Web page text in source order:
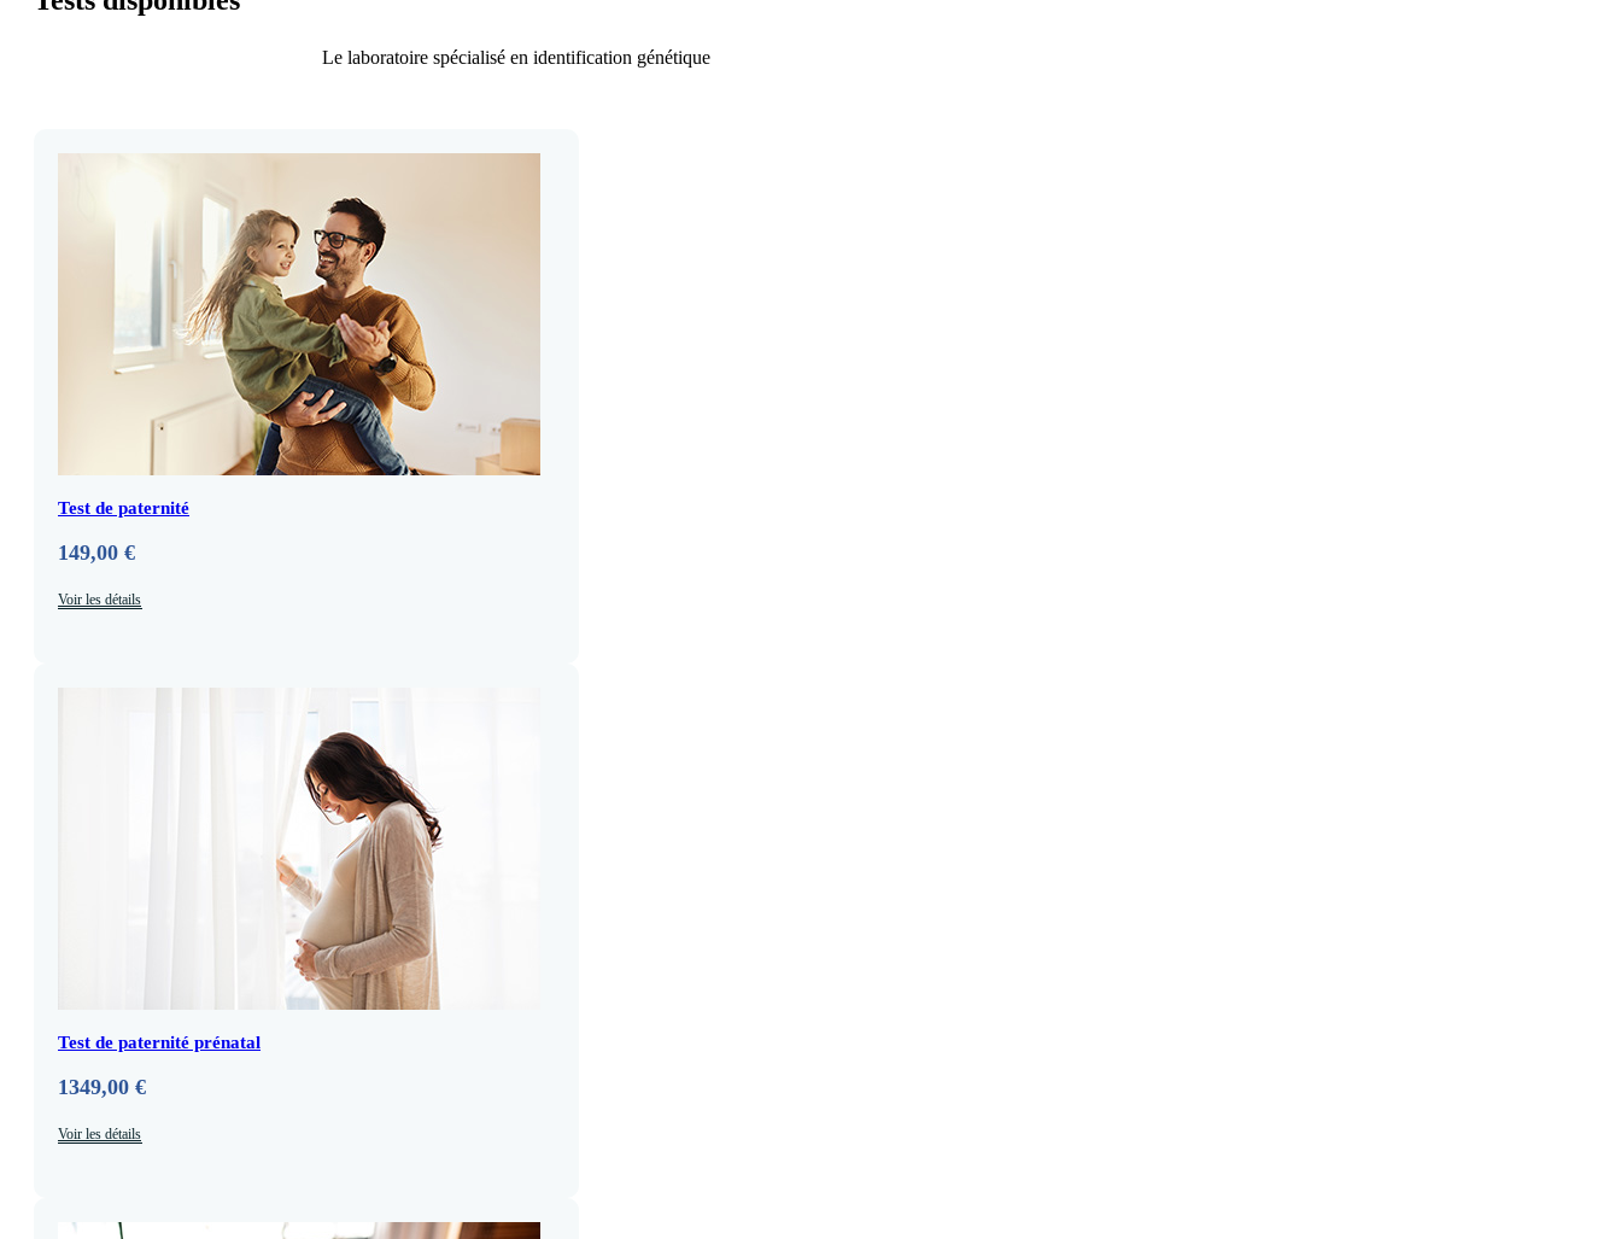
Le laboratoire spécialisé en identification génétique
Test de paternité
149,00 €
Voir les détails
Test de paternité prénatal
1349,00 €
Voir les détails